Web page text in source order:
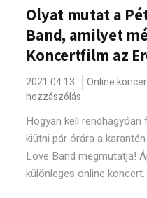
Olyat mutat a
Band, amilyet
Koncertfilm az
2021.04.13. Online
hozzászólás
Hogyan kell
kiütni pár órára a
Love Band megmutatja!
különleges online